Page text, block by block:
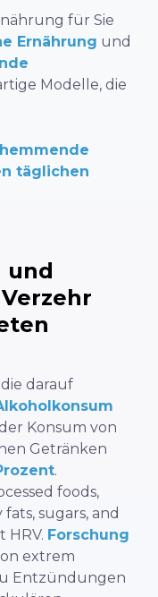
für Sie
Ernährung und
Modelle, die
täglichen
und
darauf
Konsum von
Getränken
.
foods,
sugars, and
HRV. Forschung
extrem
Entzündungen